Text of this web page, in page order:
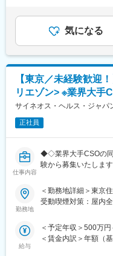
テンツを提供してい
性を構築しています。
【メンバーや業務の
https://carenet.co.jp/
変更の範囲：会社の
1日の問い合わせ対応
メーカーの窓口は10
き、また業務に付随
薬してもらうため、
ションツールを使用
ます。
★子育てママも多数
産休産後休暇取得率
叶う職場です。
■研修期間について：
研修期間は日勤勤務
■在籍社員について：
す。その方のご経験
りますので、企業や
＞有＜残業手当＞有
理制度による評価）
目安の金額であり、
給(月額)は固定手当
気になる
【東京／未経験歓迎
リエゾン> ※業界大手
サイネオス・ヘルス・ジャパ
正社員
仕事内容
◆◇業界大手CSOの同
験から募集いたしま
■業務内容：クライ
MSLとは医師に対し
する等の非常にやり
■仕事内容：主にKOL
勤務地
＜勤務地詳細＞東京
受動喫煙対策：屋内
給与
＜予定年収＞500万
＜賃金内訳＞年額（